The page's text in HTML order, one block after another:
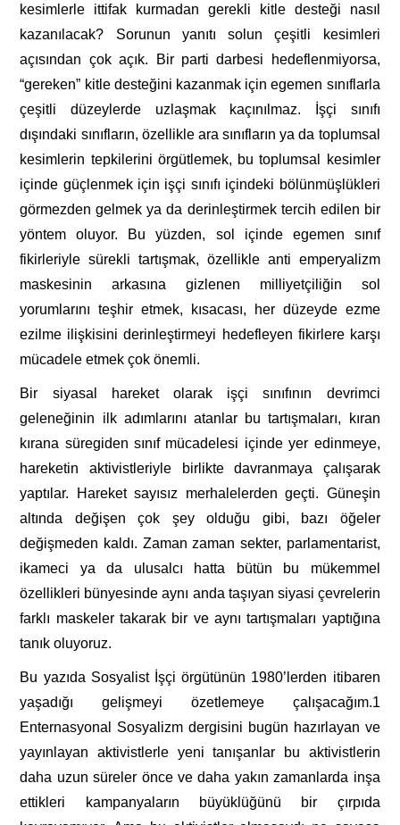
kesimlerle ittifak kurmadan gerekli kitle desteği nasıl
kazanılacak? Sorunun yanıtı solun çeşitli kesimleri
açısından çok açık. Bir parti darbesi hedeflenmiyorsa,
“gereken” kitle desteğini kazanmak için egemen sınıflarla
çeşitli düzeylerde uzlaşmak kaçınılmaz. İşçi sınıfı
dışındaki sınıfların, özellikle ara sınıfların ya da toplumsal
kesimlerin tepkilerini örgütlemek, bu toplumsal kesimler
içinde güçlenmek için işçi sınıfı içindeki bölünmüşlükleri
görmezden gelmek ya da derinleştirmek tercih edilen bir
yöntem oluyor. Bu yüzden, sol içinde egemen sınıf
fikirleriyle sürekli tartışmak, özellikle anti emperyalizm
maskesinin arkasına gizlenen milliyetçiliğin sol
yorumlarını teşhir etmek, kısacası, her düzeyde ezme
ezilme ilişkisini derinleştirmeyi hedefleyen fikirlere karşı
mücadele etmek çok önemli.
Bir siyasal hareket olarak işçi sınıfının devrimci
geleneğinin ilk adımlarını atanlar bu tartışmaları, kıran
kırana süregiden sınıf mücadelesi içinde yer edinmeye,
hareketin aktivistleriyle birlikte davranmaya çalışarak
yaptılar. Hareket sayısız merhalelerden geçti. Güneşin
altında değişen çok şey olduğu gibi, bazı öğeler
değişmeden kaldı. Zaman zaman sekter, parlamentarist,
ikameci ya da ulusalcı hatta bütün bu mükemmel
özellikleri bünyesinde aynı anda taşıyan siyasi çevrelerin
farklı maskeler takarak bir ve aynı tartışmaları yaptığına
tanık oluyoruz.
Bu yazıda Sosyalist İşçi örgütünün 1980’lerden itibaren
yaşadığı gelişmeyi özetlemeye çalışacağım.1
Enternasyonal Sosyalizm dergisini bugün hazırlayan ve
yayınlayan aktivistlerle yeni tanışanlar bu aktivistlerin
daha uzun süreler önce ve daha yakın zamanlarda inşa
ettikleri kampanyaların büyüklüğünü bir çırpıda